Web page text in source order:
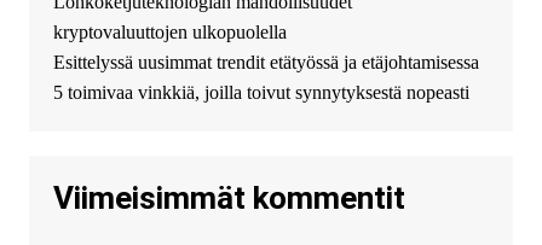
можете получить
финансирование в долг без
избыточных вопросов и
документов? Тогда обратитесь
guest_4889 :Cmon Suomi 👏
kryptovaluuttojen ulkopuolella
Esittelyssä uusimmat trendit etätyössä ja etäjohtamisessa
5 toimivaa vinkkiä, joilla toivut synnytyksestä nopeasti
Viimeisimmät kommentit